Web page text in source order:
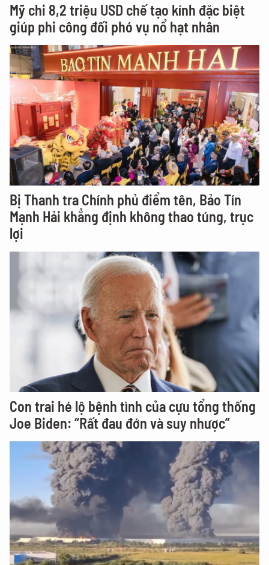
Mỹ chi 8,2 triệu USD chế tạo kính đặc biệt
giúp phi công đối phó vụ nổ hạt nhân
Bị Thanh tra Chính phủ điểm tên, Bảo Tín
Mạnh Hải khẳng định không thao túng, trục
lợi
Con trai hé lộ bệnh tình của cựu tổng thống
Joe Biden: “Rất đau đớn và suy nhược”